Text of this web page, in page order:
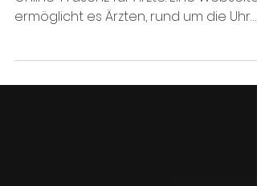
Die Bedeutung einer professionellen
Online-Präsenz für Ärzte. Eine Webseite